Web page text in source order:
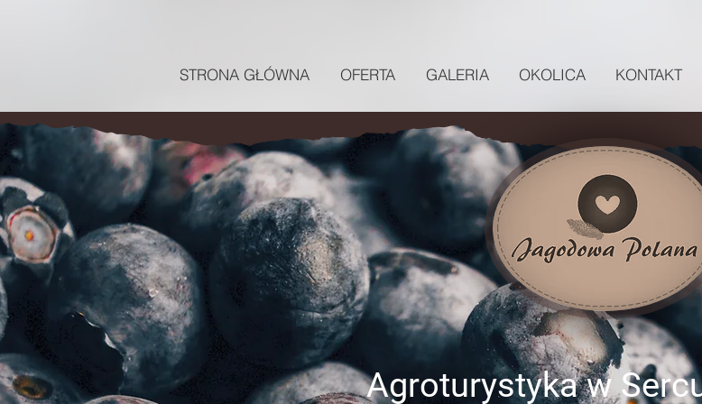
STRONA GŁÓWNA OFERTA GALERIA OKOLICA KONTAKT
Agroturystyka w